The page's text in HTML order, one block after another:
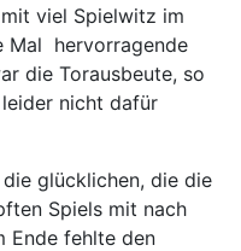
viel Spielwitz im
Mal hervorragende
die Torausbeute, so
nicht dafür
glücklichen, die die
Spiels mit nach
Ende fehlte den